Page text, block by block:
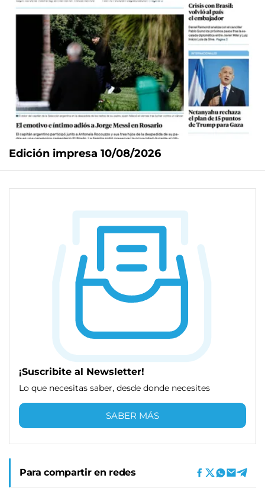
Edición impresa 10/08/2026
¡Suscribite al Newsletter!
Lo que necesitas saber, desde donde necesites
SABER MÁS
Para compartir en redes